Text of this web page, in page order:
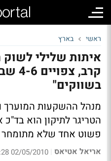
ראשי בארץ
איתות שלילי לשוק
קרב,
בשווקים"
מנהל ההשקעות המוערך
הטריגר לתיקון הוא
פשוט אחד שלא
אריאל אטיאס |
02/05/2010 09:28